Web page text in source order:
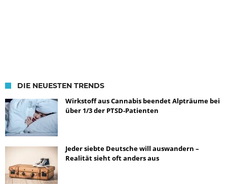
DIE NEUESTEN TRENDS
Wirkstoff aus Cannabis beendet Alpträume bei
über 1/3 der PTSD-Patienten
Jeder siebte Deutsche will auswandern –
Realität sieht oft anders aus